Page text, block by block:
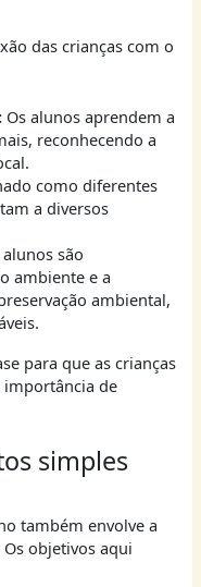
das crianças com o
Os alunos aprendem a
reconhecendo a
como diferentes
a diversos
são
ambiente e a
ambiental,
para que as crianças
importância de
simples
também envolve a
objetivos aqui